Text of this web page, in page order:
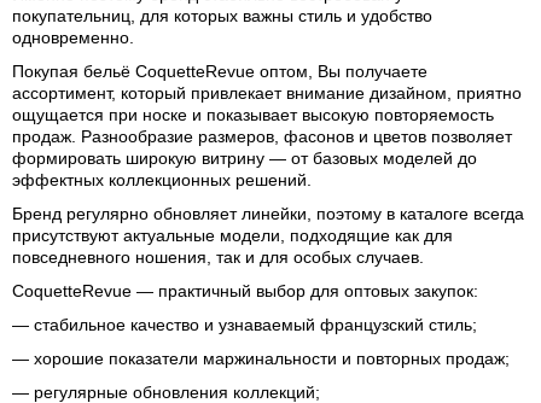
покупательниц, для которых важны стиль и удобство
одновременно.
Покупая бельё CoquetteRevue оптом, Вы получаете
ассортимент, который привлекает внимание дизайном, приятно
ощущается при носке и показывает высокую повторяемость
продаж. Разнообразие размеров, фасонов и цветов позволяет
формировать широкую витрину — от базовых моделей до
эффектных коллекционных решений.
Бренд регулярно обновляет линейки, поэтому в каталоге всегда
присутствуют актуальные модели, подходящие как для
повседневного ношения, так и для особых случаев.
CoquetteRevue — практичный выбор для оптовых закупок:
— стабильное качество и узнаваемый французский стиль;
— хорошие показатели маржинальности и повторных продаж;
— регулярные обновления коллекций;